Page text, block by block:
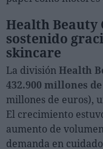
Lujo
Eventos
Agenda de actividades
Ferias sectoriales
Formaciones
Opinión
Health Beauty
sostenido
skincare
La divisiónHealth
432.900 millones
millones de euros),
El crecimiento
aumento de
demanda en